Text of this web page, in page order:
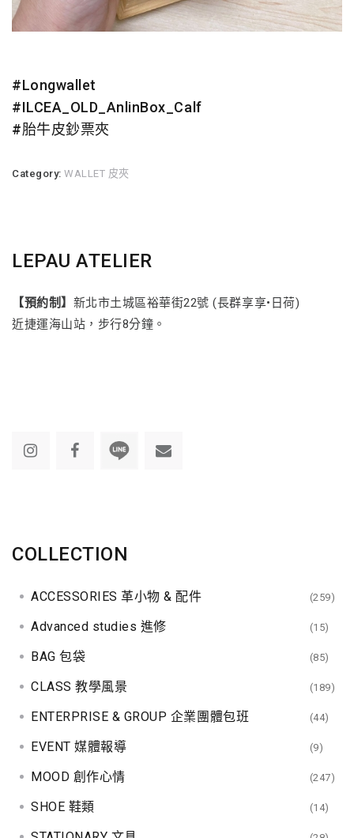
#Longwallet
#ILCEA_OLD_AnlinBox_Calf
#胎牛皮鈔票夾
Category:WALLET 皮夾
LEPAU ATELIER
【預約制】 新北市土城區裕華街22號 (長群享享•日荷)
近捷運海山站，步行8分鐘。
COLLECTION
ACCESSORIES 革小物 & 配件 (259)
Advanced studies 進修 (15)
BAG 包袋 (85)
CLASS 教學風景 (189)
ENTERPRISE & GROUP 企業團體包班 (44)
EVENT 媒體報導 (9)
MOOD 創作心情 (247)
SHOE 鞋類 (14)